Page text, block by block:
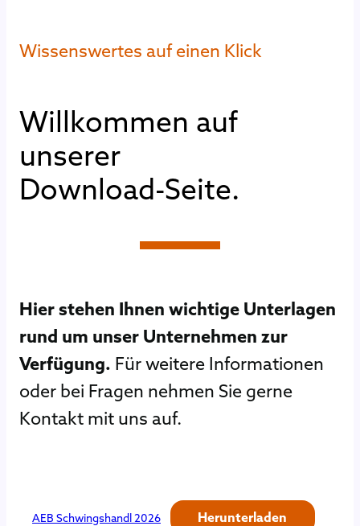
Wissenswertes auf einen Klick
Willkommen auf
unserer
Download-Seite.
Hier stehen Ihnen wichtige Unterlagen
rund um unser Unternehmen zur
Verfügung. Für weitere Informationen
oder bei Fragen nehmen Sie gerne
Kontakt mit uns auf.
AEB Schwingshandl 2026 Herunterladen